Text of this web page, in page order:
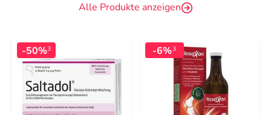
Alle Produkte anzeigen
-50%3 -6%3